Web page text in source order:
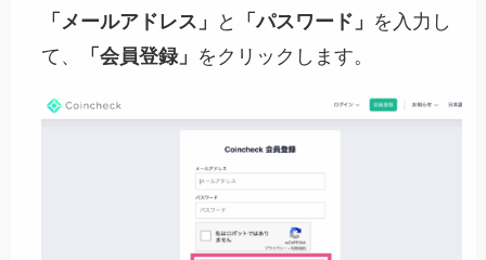
「メールアドレス」 と 「パスワード」 を入力し
て、
「会員登録」 をクリックします。